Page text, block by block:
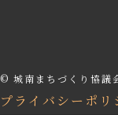
© 城南まちづくり協
プライバシーポリ